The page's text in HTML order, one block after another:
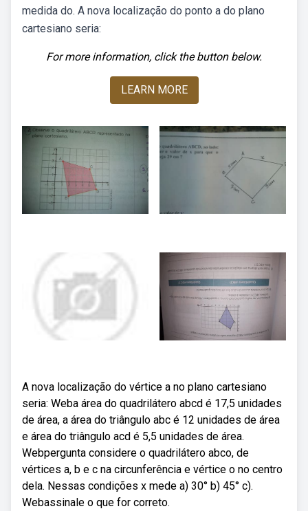
medida do. A nova localização do ponto a do plano
cartesiano seria:
For more information, click the button below.
LEARN MORE
A nova localização do vértice a no plano cartesiano
seria: Weba área do quadrilátero abcd é 17,5 unidades
de área, a área do triângulo abc é 12 unidades de área
e área do triângulo acd é 5,5 unidades de área.
Webpergunta considere o quadrilátero abco, de
vértices a, b e c na circunferência e vértice o no centro
dela. Nessas condições x mede a) 30° b) 45° c).
Webassinale o que for correto.